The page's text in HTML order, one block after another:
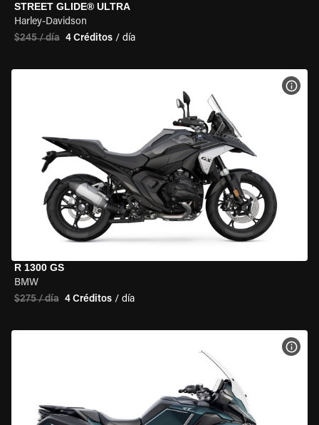
STREET GLIDE® ULTRA
Harley-Davidson
$245 / día 4 Créditos / día
R 1300 GS
BMW
$275 / día 4 Créditos / día
VER
VER